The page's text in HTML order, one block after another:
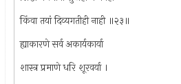
किंवा तयां दिव्यगतीही नाही ॥२३॥
ह्याकारणे सर्व अकार्यकार्या
शास्त्र प्रमाणे धरि शूरवर्या ।